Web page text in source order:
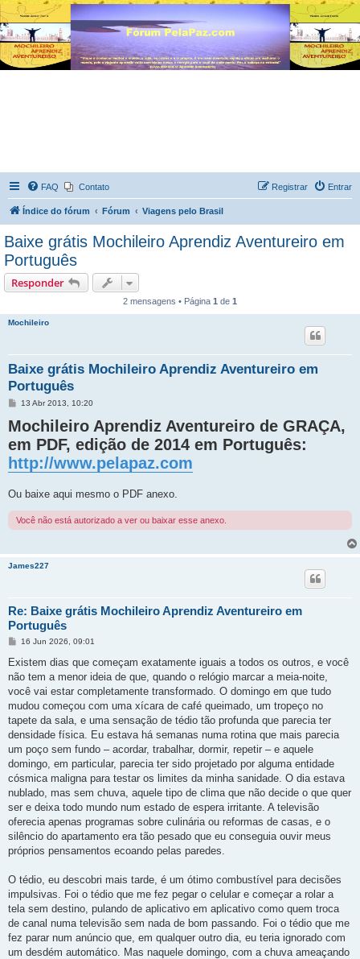
FAQ Contato Entrar
Registrar
Índice do fórum Fórum Viagens pelo Brasil
Baixe grátis Mochileiro Aprendiz Aventureiro em
Português
Responder
2 mensagens • Página 1 de 1
Mochileiro
Baixe grátis Mochileiro Aprendiz Aventureiro em
Português
M
n
s
a
g
e
m
13 Abr 2013, 10:20
Mochileiro Aprendiz Aventureiro de GRAÇA,
em PDF, edição de 2014 em Português:
http://www.pelapaz.com
Ou baixe aqui mesmo o PDF anexo.
Você não está autorizado a ver ou baixar esse anexo.
James227
Re: Baixe grátis Mochileiro Aprendiz Aventureiro em
Português
M
n
a
g
m
16 Jun 2026, 09:01
Existem dias que começam exatamente iguais a todos os outros, e você
não tem a menor ideia de que, quando o relógio marcar a meia-noite,
você vai estar completamente transformado. O domingo em que tudo
mudou começou com uma xícara de café queimado, um tropeço no
tapete da sala, e uma sensação de tédio tão profunda que parecia ter
densidade física. Eu estava há semanas numa rotina que mais parecia
um poço sem fundo – acordar, trabalhar, dormir, repetir – e aquele
domingo, em particular, parecia ter sido projetado por alguma entidade
cósmica maligna para testar os limites da minha sanidade. O dia estava
nublado, mas sem chuva, aquele tipo de clima que não decide o que quer
ser e deixa todo mundo num estado de espera irritante. A televisão
oferecia apenas programas sobre culinária ou reformas de casas, e o
silêncio do apartamento era tão pesado que eu conseguia ouvir meus
próprios pensamentos ecoando pelas paredes.
O tédio, eu descobri mais tarde, é um ótimo combustível para decisões
impulsivas. Foi o tédio que me fez pegar o celular e começar a rolar a
tela sem destino, pulando de aplicativo em aplicativo como quem troca
de canal numa televisão sem nada de bom passando. Foi o tédio que me
fez parar num anúncio que, em qualquer outro dia, eu teria ignorado com
um desdém automático. Mas naquele domingo, com a chuva ameaçando